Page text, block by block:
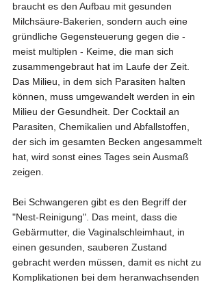
braucht es den Aufbau mit gesunden
Milchsäure-Bakerien, sondern auch eine
gründliche Gegensteuerung gegen die -
meist multiplen - Keime, die man sich
zusammengebraut hat im Laufe der Zeit.
Das Milieu, in dem sich Parasiten halten
können, muss umgewandelt werden in ein
Milieu der Gesundheit. Der Cocktail an
Parasiten, Chemikalien und Abfallstoffen,
der sich im gesamten Becken angesammelt
hat, wird sonst eines Tages sein Ausmaß
zeigen.
Bei Schwangeren gibt es den Begriff der
"Nest-Reinigung". Das meint, dass die
Gebärmutter, die Vaginalschleimhaut, in
einen gesunden, sauberen Zustand
gebracht werden müssen, damit es nicht zu
Komplikationen bei dem heranwachsenden